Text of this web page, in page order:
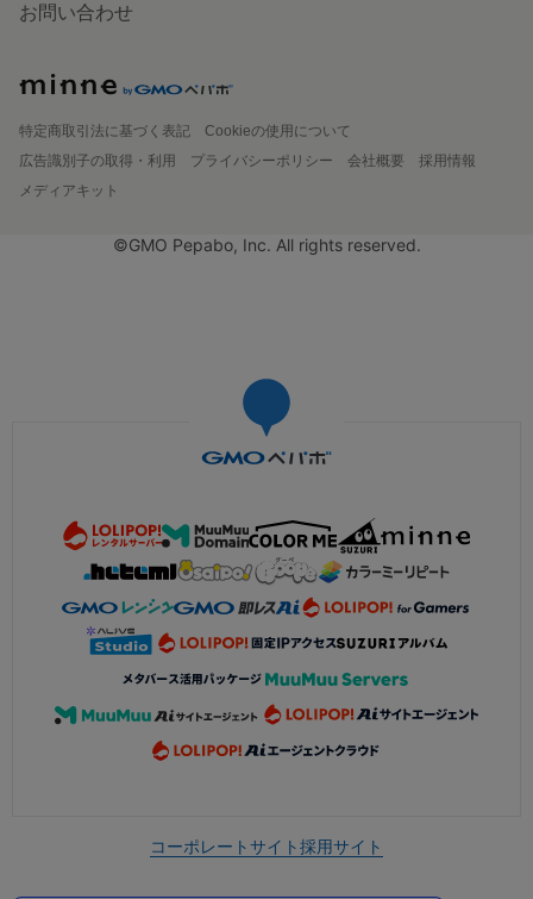
お問い合わせ
特定商取引法に基づく表記
Cookieの使用について
広告識別子の取得・利用
プライバシーポリシー 会社概要
採用情報
メディアキット
©GMO Pepabo, Inc. All rights reserved.
コーポレートサイト採用サイト